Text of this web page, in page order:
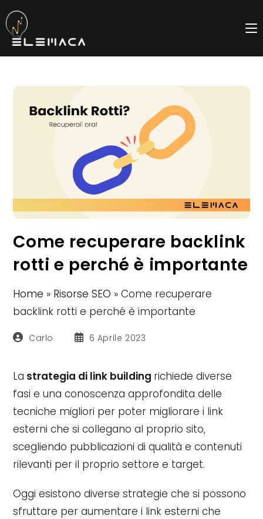
al
contenuto
Come recuperare backlink
rotti e perché è importante
Home » Risorse SEO »Come recuperare
backlink rotti e perché è importante
Autore
Carlo
Articolo
6 Aprile 2023
La strategia di link building richiede diverse
fasi e una conoscenza approfondita delle
tecniche migliori per poter migliorare i link
esterni che si collegano al proprio sito,
scegliendo pubblicazioni di qualità e contenuti
rilevanti per il proprio settore e target.
Oggi esistono diverse strategie che si possono
sfruttare per aumentare i link esterni che